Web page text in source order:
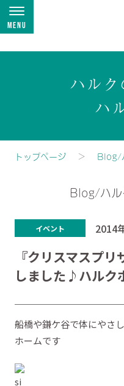
Menu
ハル
ハ
トップページ Blog/
Blog/ハル
イベント 2014
『クリスマスプ
しました♪ハルク
船橋や鎌ケ谷で体にやさ
ホームです